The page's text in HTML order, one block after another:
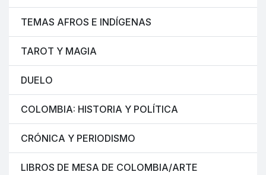
TEMAS AFROS E INDÍGENAS
TAROT Y MAGIA
DUELO
COLOMBIA: HISTORIA Y POLÍTICA
CRÓNICA Y PERIODISMO
LIBROS DE MESA DE COLOMBIA/ARTE